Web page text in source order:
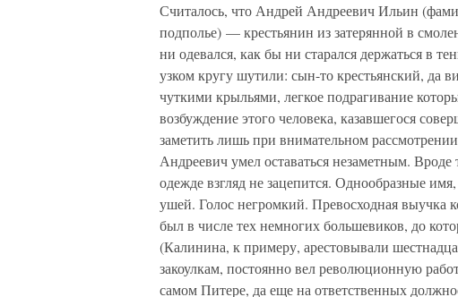
Считалось, что Андрей Андреевич Ильин
подполье) — крестьянин из затерянной в
ни одевался, как бы ни старался держаться в
узком кругу шутили: сын-то крестьянский, да
чуткими крыльями, легкое подрагивание
возбуждение этого человека, казавшегося
заметить лишь при внимательном
Андреевич умел оставаться незаметным.
одежде взгляд не зацепится. Однообразные
ушей. Голос негромкий. Превосходная
был в числе тех немногих большевиков, до
(Калинина, к примеру, арестовывали
закоулкам, постоянно вел революционную
самом Питере, да еще на ответственных